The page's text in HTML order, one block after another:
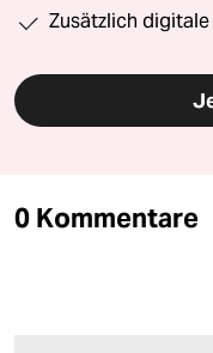
Zusätzlich
0 Kommentare